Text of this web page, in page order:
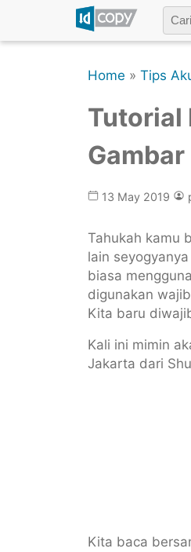
Home » Tips
Tutorial
Gambar
13 May 2019
Tahukah kamu
lain
biasa
digunakan
Kita baru
Kali ini mimin
Jakarta dari
Kita baca